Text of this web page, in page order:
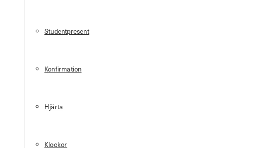
Studentpresent
Konfirmation
Hjärta
Klockor